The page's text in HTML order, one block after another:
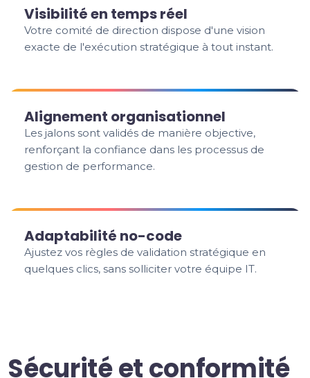
Visibilité en temps réel
Votre comité de direction dispose d'une vision
exacte de l'exécution stratégique à tout instant.
Alignement organisationnel
Les jalons sont validés de manière objective,
renforçant la confiance dans les processus de
gestion de performance.
Adaptabilité no-code
Ajustez vos règles de validation stratégique en
quelques clics, sans solliciter votre équipe IT.
Sécurité et conformité